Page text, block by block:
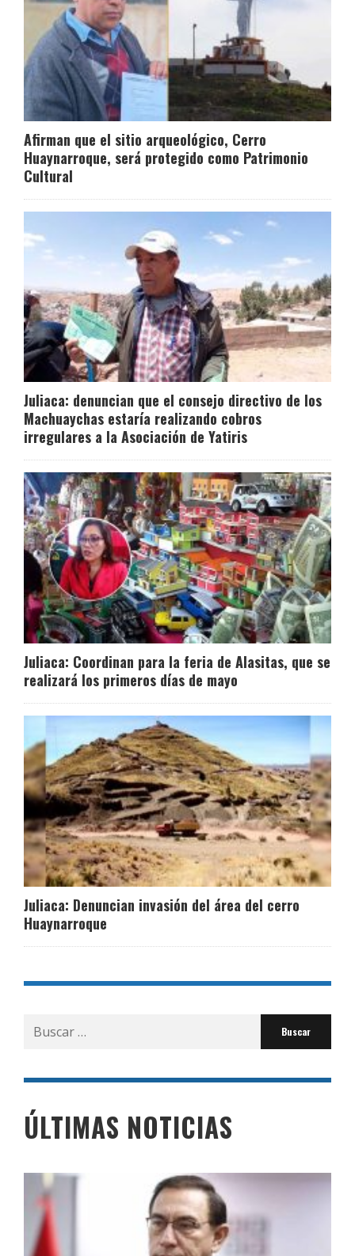
Afirman que el sitio arqueológico, Cerro
Huaynarroque, será protegido como Patrimonio
Cultural
Juliaca: denuncian que el consejo directivo de los
Machuaychas estaría realizando cobros
irregulares a la Asociación de Yatiris
Juliaca: Coordinan para la feria de Alasitas, que se
realizará los primeros días de mayo
Juliaca: Denuncian invasión del área del cerro
Huaynarroque
Buscar
por:
ÚLTIMAS NOTICIAS